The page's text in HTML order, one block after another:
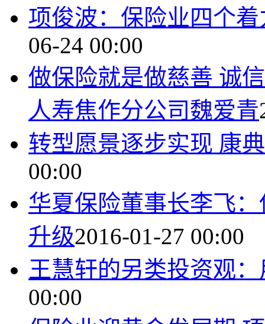
项俊波：保险业四个
06-24 00:00
做保险就是做慈善 诚
人寿焦作分公司魏爱青
转型愿景逐步实现 康
00:00
华夏保险董事长李飞
升级2016-01-27 00:00
王慧轩的另类投资观
00:00